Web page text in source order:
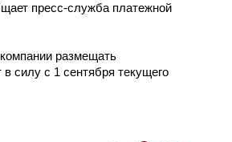
пресс-служба платежной
размещать
силу с 1 сентября текущего